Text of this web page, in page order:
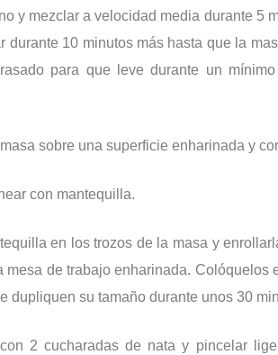
y mezclar a velocidad media durante 5
durante 10 minutos más hasta que la
para que leve durante un
sobre una superficie enharinada y
con mantequilla.
en los trozos de la masa y
mesa de trabajo enharinada. Colóquelos
dupliquen su tamaño durante unos 30
2 cucharadas de nata y pincelar